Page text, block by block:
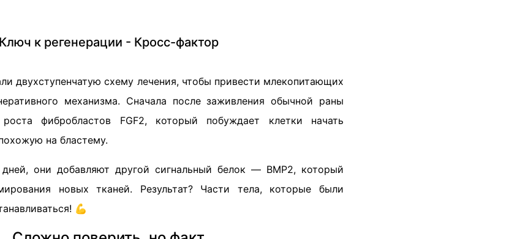
Ключ к регенерации - Кросс-фактор
двухступенчатую схему лечения, чтобы привести млекопитающих
механизма. Сначала после заживления обычной раны
фибробластов FGF2, который побуждает клетки начать
на бластему.
они добавляют другой сигнальный белок — BMP2, который
новых тканей. Результат? Части тела, которые были
💪